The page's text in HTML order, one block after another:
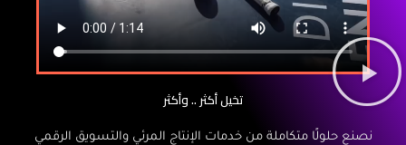
تخيل أكثر .. وأكثر
نصنع حلولًا متكاملة من خدمات الإنتاج المرئي والتسويق الرقمي